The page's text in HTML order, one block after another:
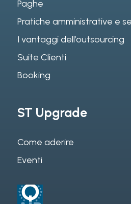
Paghe
Pratiche amministrative e
I vantaggi dell’outsourcing
Suite Clienti
Booking
ST Upgrade
Come aderire
Eventi